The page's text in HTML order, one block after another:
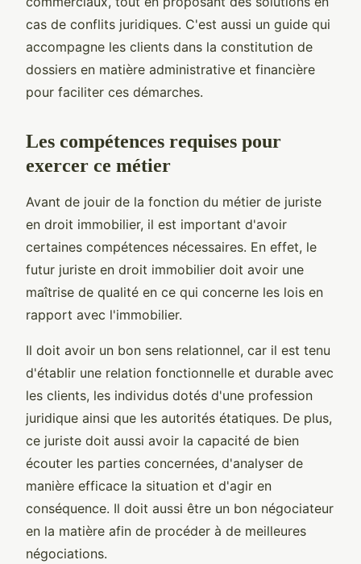
cas de conflits juridiques. C'est aussi un guide qui
accompagne les clients dans la constitution de
dossiers en matière administrative et financière
pour faciliter ces démarches.
Les compétences requises pour
exercer ce métier
Avant de jouir de la fonction du métier de juriste
en droit immobilier, il est important d'avoir
certaines compétences nécessaires. En effet, le
futur juriste en droit immobilier doit avoir une
maîtrise de qualité en ce qui concerne les lois en
rapport avec l'immobilier.
Il doit avoir un bon sens relationnel, car il est tenu
d'établir une relation fonctionnelle et durable avec
les clients, les individus dotés d'une profession
juridique ainsi que les autorités étatiques. De plus,
ce juriste doit aussi avoir la capacité de bien
écouter les parties concernées, d'analyser de
manière efficace la situation et d'agir en
conséquence. Il doit aussi être un bon négociateur
en la matière afin de procéder à de meilleures
négociations.